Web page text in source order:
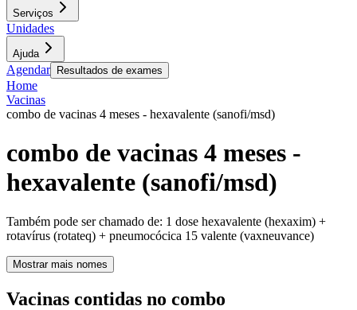
Serviços
Unidades
Ajuda
Agendar Resultados de exames
Home
Vacinas
combo de vacinas 4 meses - hexavalente (sanofi/msd)
combo de vacinas 4 meses -
hexavalente (sanofi/msd)
Também pode ser chamado de: 1 dose hexavalente (hexaxim) +
rotavírus (rotateq) + pneumocócica 15 valente (vaxneuvance)
Mostrar mais nomes
Vacinas contidas no combo